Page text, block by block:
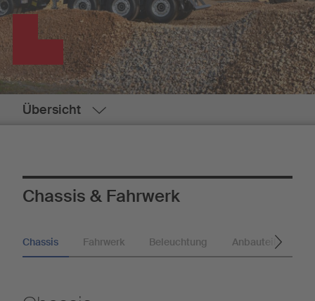
Übersicht
Chassis & Fahrwerk
Chassis Fahrwerk Beleuchtung Anbauteile